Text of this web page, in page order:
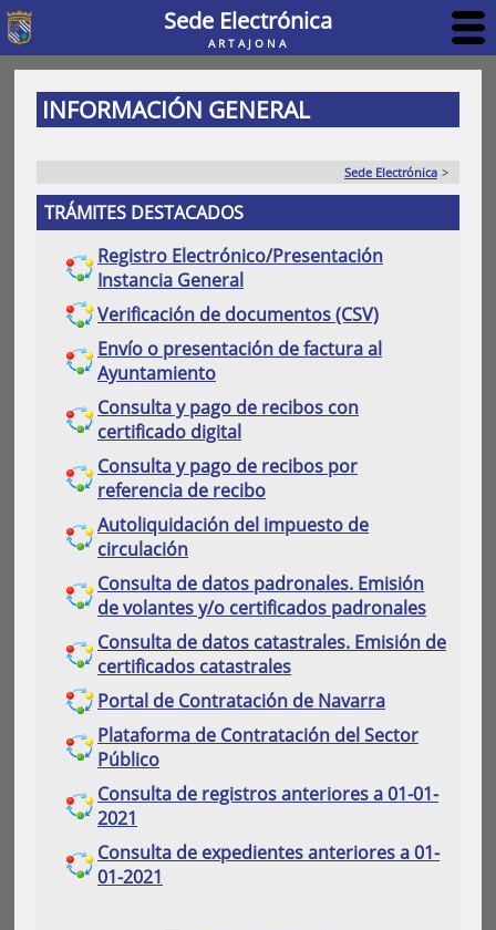
Sede Electrónica
ARTAJONA
INFORMACIÓN GENERAL
Sede Electrónica >
TRÁMITES DESTACADOS
Registro Electrónico/Presentación
Instancia General
Verificación de documentos (CSV)
Envío o presentación de factura al
Ayuntamiento
Consulta y pago de recibos con
certificado digital
Consulta y pago de recibos por
referencia de recibo
Autoliquidación del impuesto de
circulación
Consulta de datos padronales. Emisión
de volantes y/o certificados padronales
Consulta de datos catastrales. Emisión de
certificados catastrales
Portal de Contratación de Navarra
Plataforma de Contratación del Sector
Público
Consulta de registros anteriores a 01-01-
2021
Consulta de expedientes anteriores a 01-
01-2021